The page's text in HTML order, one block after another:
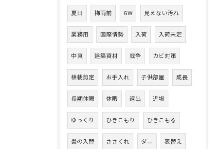
夏日 梅雨前 GW 見えない汚れ
業務用 国際情勢 入荷 入荷未定
中東 建築資材 戦争 カビ対策
植栽剪定 お手入れ 子供部屋 成長
長期休暇 休暇 遠出 近場
ゆっくり ひきこもり ひきこもる
畳の入替 ささくれ ダニ 表替え